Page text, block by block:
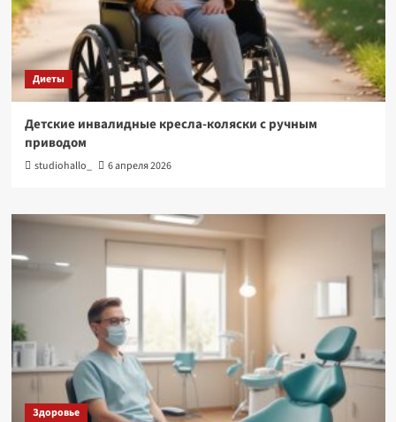
Диеты
Детские инвалидные кресла-коляски с ручным
приводом
studiohallo_ 6 апреля 2026
Здоровье